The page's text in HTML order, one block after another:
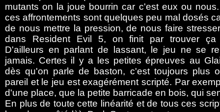
mutants on la joue bourrin car c'est eux ou
ces affrontements sont quelques peu mal dosés
de nous mettre la pression, de nous faire
dans Resident Evil 5, on finit par trouver ça
D'ailleurs en parlant de lassant, le jeu ne se
jamais. Certes il y a les petites épreuves au
dès qu'on parle de baston, c'est toujours plus
pareil et le jeu est exagérément scripté. Par
d'une place, que la petite barricade en bois, qui
En plus de toute cette linéarité et de tous ces